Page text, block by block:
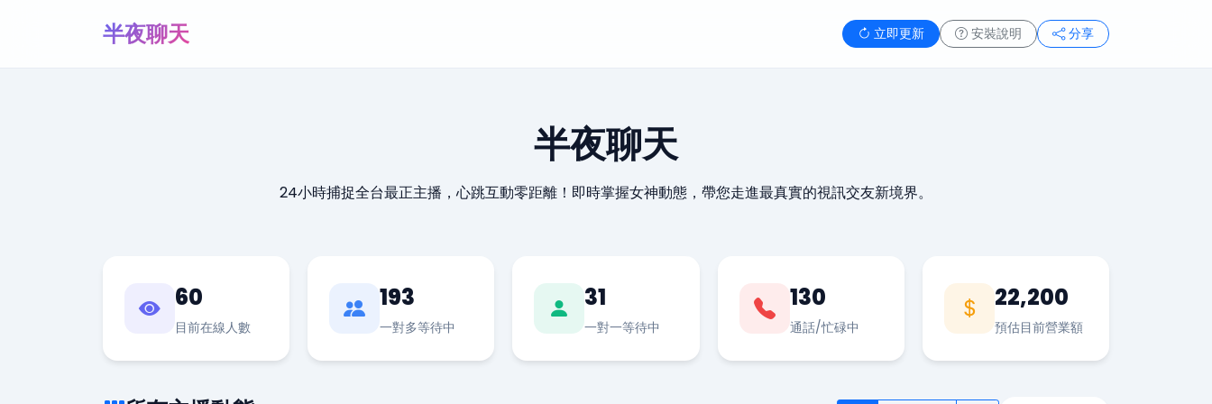
半夜聊天 立即更新 安裝說明 分享
半夜聊天
24小時捕捉全台最正主播，心跳互動零距離！即時掌握女神動態，帶您走進最真實的視訊交友新境界。
60
目前在線人數
193
一對多等待中
31
一對一等待中
130
通話/忙碌中
22,200
預估目前營業額